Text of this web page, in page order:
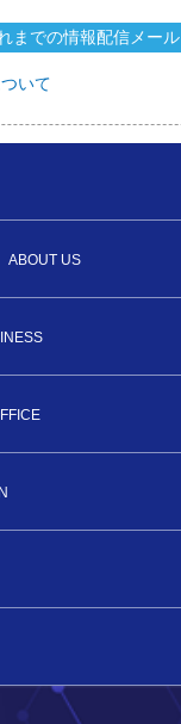
までの情報配信メール
いて
ABOUT US